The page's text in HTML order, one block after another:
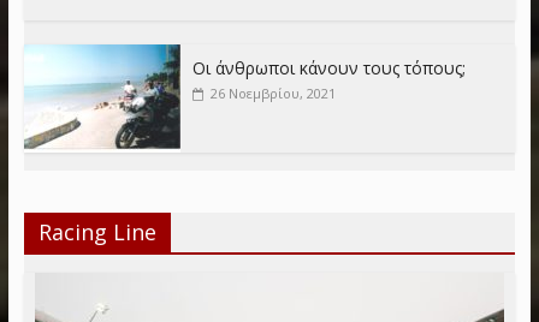
Οι άνθρωποι κάνουν τους τόπους;
26 Νοεμβρίου, 2021
Racing Line